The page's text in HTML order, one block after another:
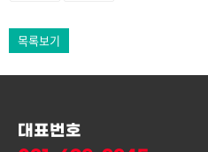
목록보기
대표번호